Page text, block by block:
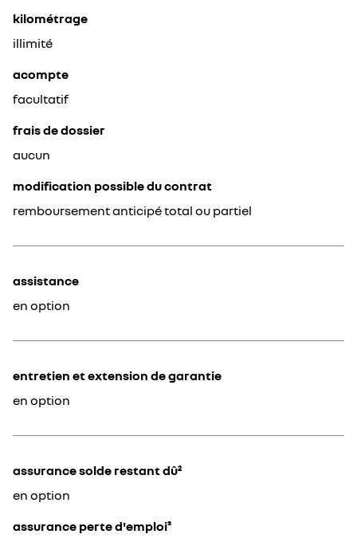
kilométrage
illimité
acompte
facultatif
frais de dossier
aucun
modification possible du contrat
remboursement anticipé total ou partiel
assistance
en option
entretien et extension de garantie
en option
assurance solde restant dû²
en option
assurance perte d'emploi³